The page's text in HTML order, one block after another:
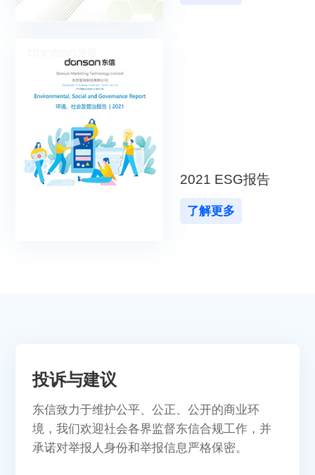
2021 ESG报告
了解更多
投诉与建议
东信致力于维护公平、公正、公开的商业环
境，我们欢迎社会各界监督东信合规工作，并
承诺对举报人身份和举报信息严格保密。